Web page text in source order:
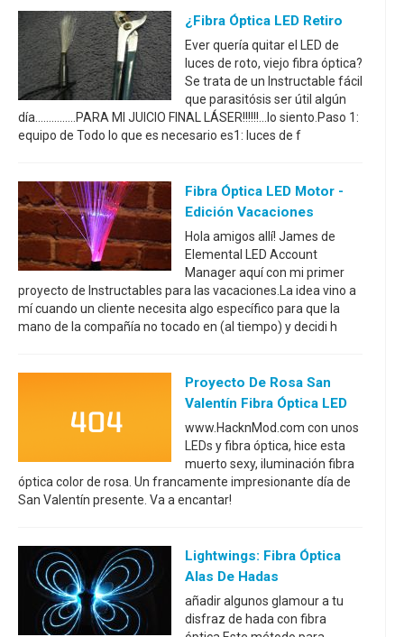
¿fibra Óptica LED Retiro
Ever quería quitar el LED de
luces de roto, viejo fibra óptica?
Se trata de un Instructable fácil
que parasitósis ser útil algún
día...............PARA MI JUICIO FINAL LÁSER!!!!!!...lo siento.Paso 1:
equipo de Todo lo que es necesario es1: luces de f
Fibra Óptica LED Motor -
Edición Vacaciones
Hola amigos allí! James de
Elemental LED Account
Manager aquí con mi primer
proyecto de Instructables para las vacaciones.La idea vino a
mí cuando un cliente necesita algo específico para que la
mano de la compañía no tocado en (al tiempo) y decidi h
Proyecto De Rosa San
Valentín Fibra Óptica LED
www.HacknMod.com con unos
LEDs y fibra óptica, hice esta
muerto sexy, iluminación fibra
óptica color de rosa. Un francamente impresionante día de
San Valentín presente. Va a encantar!
Lightwings: Fibra Óptica
Alas De Hadas
añadir algunos glamour a tu
disfraz de hada con fibra